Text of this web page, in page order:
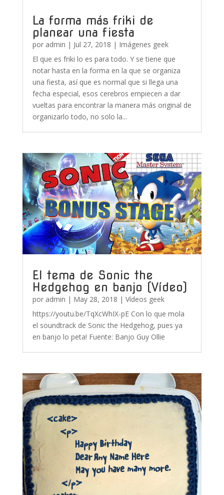
La forma más friki de
planear una fiesta
por admin | Jul 27, 2018 | Imágenes geek
El que es friki lo es para todo. Y se tiene que
notar hasta en la forma en la que se organiza
una fiesta, así que es normal que si llega una
fecha especial, esos cerebros empiecen a dar
vueltas para encontrar la manera más original de
organizarlo todo, no solo la...
El tema de Sonic the
Hedgehog en banjo (Vídeo)
por admin | May 28, 2018 | Vídeos geek
https://youtu.be/TqXcWhIX-pE Con lo que mola
el soundtrack de Sonic the Hedgehog, pues ya
en banjo lo peta! Fuente: Banjo Guy Ollie